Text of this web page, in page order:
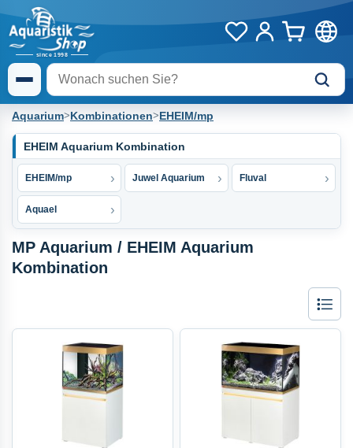
Aquarium>Kombinationen>EHEIM/mp
EHEIM Aquarium Kombination
EHEIM/mp Juwel Aquarium Fluval
Aquael
MP Aquarium / EHEIM Aquarium
Kombination